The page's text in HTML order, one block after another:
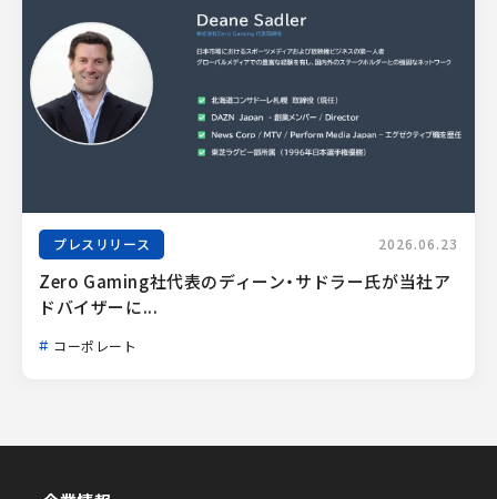
プレスリリース 2026.06.23
Zero Gaming社代表のディーン・サドラー氏が当社ア
ドバイザーに...
コーポレート